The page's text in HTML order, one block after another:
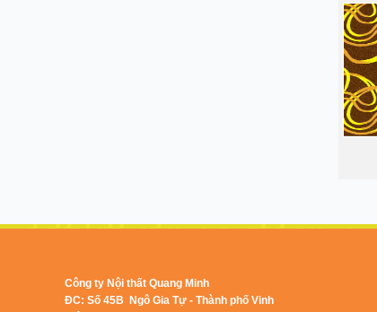
Công ty Nội thất Quang Minh
ĐC: Số 45B Ngô Gia Tự - Thành phố Vinh